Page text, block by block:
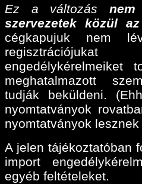
Ez a változás
szervezetek közül
cégkapujuk nem
regisztrációjukat
meghatalmazott
tudják beküldeni.
nyomtatványok
nyomtatványok
A jelen tájékoztatóban
import
egyéb feltételeket.